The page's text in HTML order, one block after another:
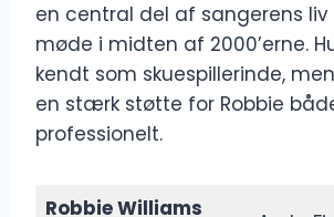
en central del af sangerens liv
møde i midten af 2000’erne.
kendt som skuespillerinde,
en stærk støtte for Robbie
professionelt.
Robbie Williams